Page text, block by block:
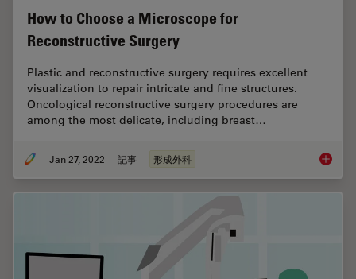
How to Choose a Microscope for
Reconstructive Surgery
Plastic and reconstructive surgery requires excellent
visualization to repair intricate and fine structures.
Oncological reconstructive surgery procedures are
among the most delicate, including breast…
Jan 27, 2022 記事 形成外科 How to